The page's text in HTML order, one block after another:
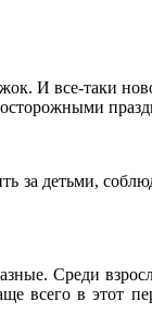
И все-таки
за детьми,
Среди
всего в этот